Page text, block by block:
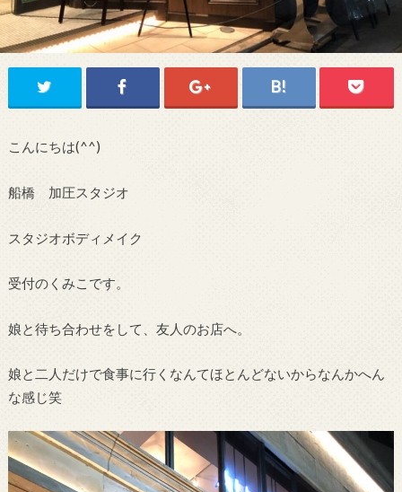
こんにちは(^^)
船橋 加圧スタジオ
スタジオボディメイク
受付のくみこです。
娘と待ち合わせをして、友人のお店へ。
娘と二人だけで食事に行くなんてほとんどないからなんかへん
な感じ笑